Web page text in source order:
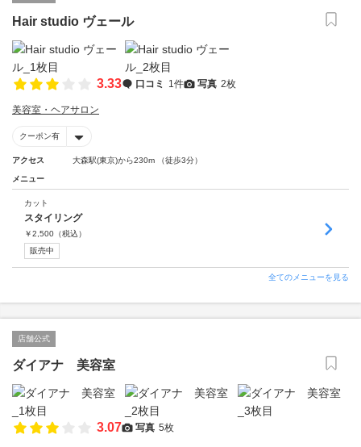
Hair studio ヴェール
3.33 口コミ 1件 写真 2枚
美容室・ヘアサロン
クーポン有
アクセス 大森駅(東京)から230m （徒歩3分）
メニュー
カット
スタイリング
￥2,500 （税込）
販売中
全てのメニューを見る
店舗公式
ダイアナ 美容室
3.07 写真 5枚